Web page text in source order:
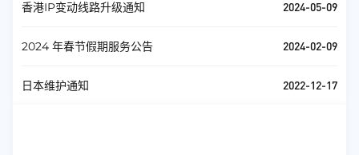
香港IP变动线路升级通知 2024-05-09
2024 年春节假期服务公告 2024-02-09
日本维护通知 2022-12-17